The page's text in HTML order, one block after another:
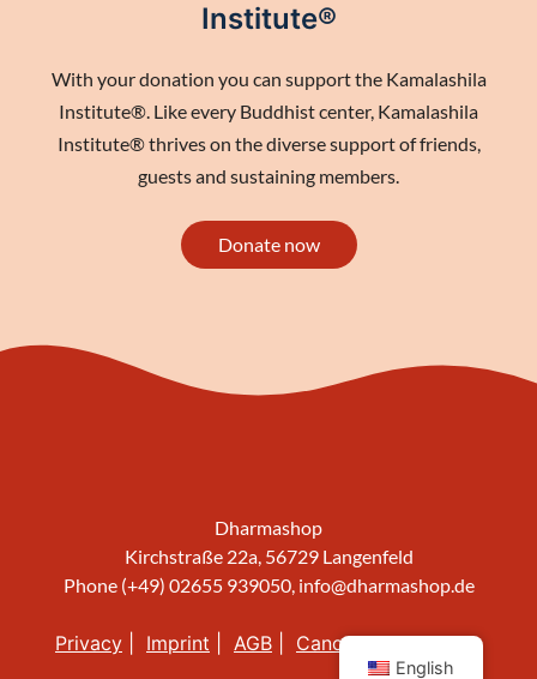
Institute®
With your donation you can support the Kamalashila
Institute®. Like every Buddhist center, Kamalashila
Institute® thrives on the diverse support of friends,
guests and sustaining members.
Donate now
Dharmashop
Kirchstraße 22a, 56729 Langenfeld
Phone (+49) 02655 939050, info@dharmashop.de
Privacy Imprint AGB Cancellation policy
English